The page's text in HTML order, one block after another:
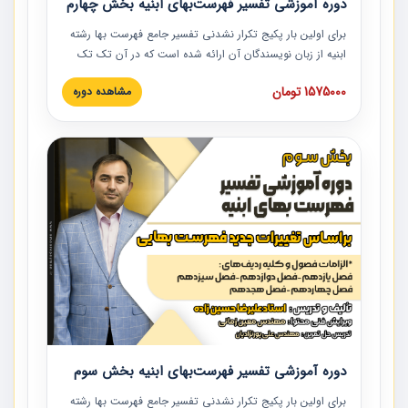
دوره آموزشی تفسیر فهرست‌بهای ابنیه بخش چهارم
برای اولین بار پکیج تکرار نشدنی تفسیر جامع فهرست بها رشته
ابنیه از زبان نویسندگان آن ارائه شده است که در آن تک تک
ردیف ها و مطالب فهرست بها تفسیر و ارائه شده است. این
دوره به صورت کامل تصویری بوده و به همراه تصاویر عملیات
دوره با کلام مهندس علیرضاحسین‌زاده مدیر پروژه مهندسی
مشاور در امر بازنگری فهرست بها رشته ابنیه ارائه شده و به تمام
همکارانی که در حوزه صنعت ساخت در حال فعالیت هستند حتما
توصیه می کنیم از مطالب این دوره استفاده نمایند.
1575000 تومان مشاهده دوره
دوره آموزشی تفسیر فهرست‌بهای ابنیه بخش سوم
برای اولین بار پکیج تکرار نشدنی تفسیر جامع فهرست بها رشته